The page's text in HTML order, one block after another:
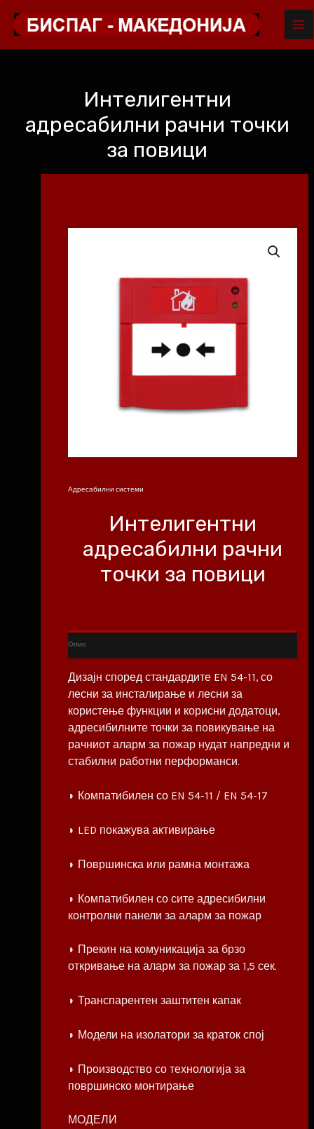
content
Интелигентни
адресабилни рачни точки
за повици
Адресабилни системи
Интелигентни
адресабилни рачни
точки за повици
Опис
Дизајн според стандардите EN 54-11, со
лесни за инсталирање и лесни за
користење функции и корисни додатоци,
адресибилните точки за повикување на
рачниот аларм за пожар нудат напредни и
стабилни работни перформанси.
◗ Компатибилен со EN 54-11 / EN 54-17
◗ LED покажува активирање
◗ Површинска или рамна монтажа
◗ Компатибилен со сите адресибилни
контролни панели за аларм за пожар
◗ Прекин на комуникација за брзо
откривање на аларм за пожар за 1,5 сек.
◗ Транспарентен заштитен капак
◗ Модели на изолатори за краток спој
◗ Производство со технологија за
површинско монтирање
МОДЕЛИ